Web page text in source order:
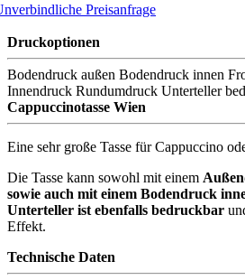
Preisanfrage
Druckoptionen
Bodendruck außen Bodendruck innen
Innendruck Rundumdruck Unterteller
Cappuccinotasse Wien
Eine sehr große Tasse für Cappuccino
Die Tasse kann sowohl mit einem
sowie auch mit einem Bodendruck
Unterteller ist ebenfalls bedruckbar
Effekt.
Technische Daten